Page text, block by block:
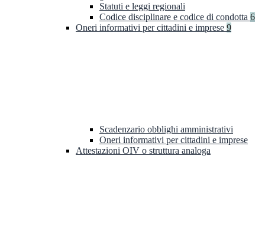
Statuti e leggi regionali
Codice disciplinare e codice di condotta 6
Oneri informativi per cittadini e imprese 9
Scadenzario obblighi amministrativi
Oneri informativi per cittadini e imprese
Attestazioni OIV o struttura analoga